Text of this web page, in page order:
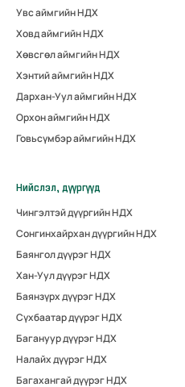
Увс аймгийн НДХ
Ховд аймгийн НДХ
Хөвсгөл аймгийн НДХ
Хэнтий аймгийн НДХ
Дархан-Уул аймгийн НДХ
Орхон аймгийн НДХ
Говьсүмбэр аймгийн НДХ
Нийслэл, дүүргүүд
Чингэлтэй дүүргийн НДХ
Сонгинхайрхан дүүргийн НДХ
Баянгол дүүрэг НДХ
Хан-Уул дүүрэг НДХ
Баянзүрх дүүрэг НДХ
Сүхбаатар дүүрэг НДХ
Багануур дүүрэг НДХ
Налайх дүүрэг НДХ
Багахангай дүүрэг НДХ